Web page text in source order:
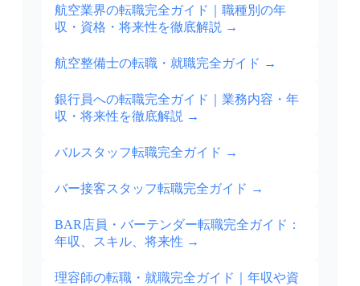
航空業界の転職完全ガイド｜職種別の年
収・資格・将来性を徹底解説 →
航空整備士の転職・就職完全ガイド →
銀行員への転職完全ガイド｜業務内容・年
収・将来性を徹底解説 →
バルスタッフ転職完全ガイド →
バー接客スタッフ転職完全ガイド →
BAR店員・バーテンダー転職完全ガイド：
年収、スキル、将来性 →
理容師の転職・就職完全ガイド｜年収や資